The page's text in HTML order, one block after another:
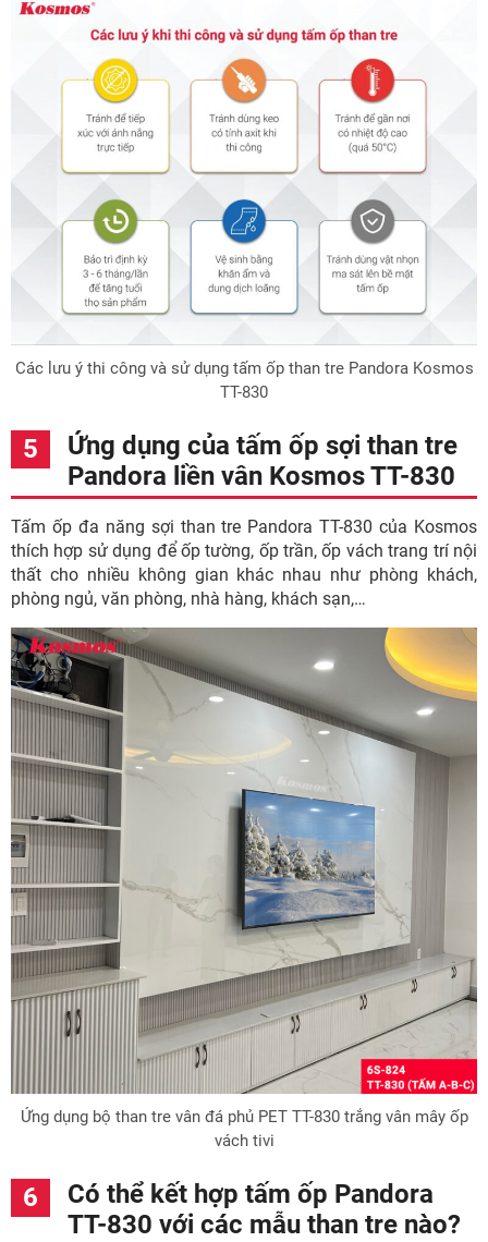
Các lưu ý thi công và sử dụng tấm ốp than tre Pandora Kosmos
TT-830
Ứng dụng của tấm ốp sợi than tre
Pandora liền vân Kosmos TT-830
Tấm ốp đa năng sợi than tre Pandora TT-830 của Kosmos
thích hợp sử dụng để ốp tường, ốp trần, ốp vách trang trí nội
thất cho nhiều không gian khác nhau như phòng khách,
phòng ngủ, văn phòng, nhà hàng, khách sạn,…
Ứng dụng bộ than tre vân đá phủ PET TT-830 trắng vân mây ốp
vách tivi
Có thể kết hợp tấm ốp Pandora
TT-830 với các mẫu than tre nào?